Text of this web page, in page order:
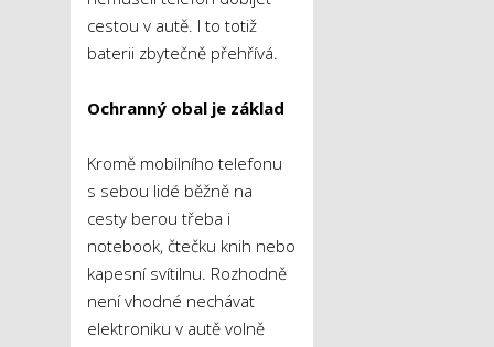
cestou v autě. I to totiž
baterii zbytečně přehřívá.
Ochranný obal je základ
Kromě mobilního telefonu
s sebou lidé běžně na
cesty berou třeba i
notebook, čtečku knih nebo
kapesní svítilnu. Rozhodně
není vhodné nechávat
elektroniku v autě volně